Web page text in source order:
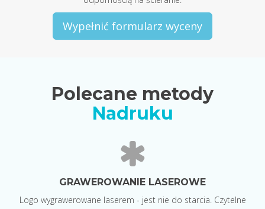
Wypełnić formularz wyceny
Polecane metody
Nadruku
GRAWEROWANIE LASEROWE
Logo wygrawerowane laserem - jest nie do starcia. Czytelne